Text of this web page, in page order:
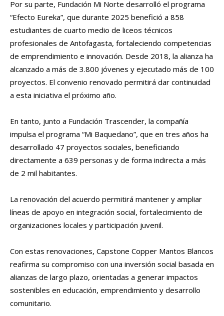
Por su parte, Fundación Mi Norte desarrolló el programa
“Efecto Eureka”, que durante 2025 benefició a 858
estudiantes de cuarto medio de liceos técnicos
profesionales de Antofagasta, fortaleciendo competencias
de emprendimiento e innovación. Desde 2018, la alianza ha
alcanzado a más de 3.800 jóvenes y ejecutado más de 100
proyectos. El convenio renovado permitirá dar continuidad
a esta iniciativa el próximo año.
En tanto, junto a Fundación Trascender, la compañía
impulsa el programa “Mi Baquedano”, que en tres años ha
desarrollado 47 proyectos sociales, beneficiando
directamente a 639 personas y de forma indirecta a más
de 2 mil habitantes.
La renovación del acuerdo permitirá mantener y ampliar
líneas de apoyo en integración social, fortalecimiento de
organizaciones locales y participación juvenil.
Con estas renovaciones, Capstone Copper Mantos Blancos
reafirma su compromiso con una inversión social basada en
alianzas de largo plazo, orientadas a generar impactos
sostenibles en educación, emprendimiento y desarrollo
comunitario.